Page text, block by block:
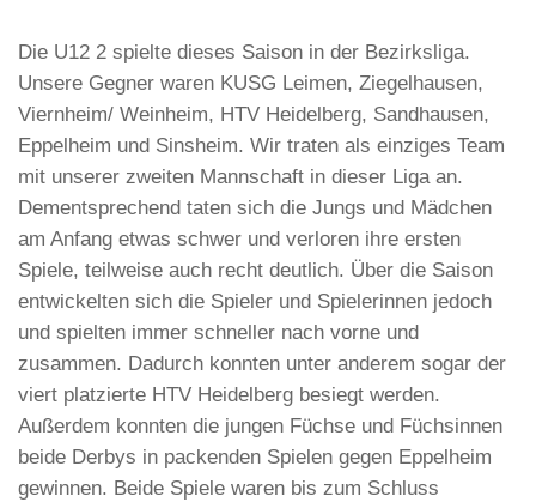
Die U12 2 spielte dieses Saison in der Bezirksliga.
Unsere Gegner waren KUSG Leimen, Ziegelhausen,
Viernheim/ Weinheim, HTV Heidelberg, Sandhausen,
Eppelheim und Sinsheim. Wir traten als einziges Team
mit unserer zweiten Mannschaft in dieser Liga an.
Dementsprechend taten sich die Jungs und Mädchen
am Anfang etwas schwer und verloren ihre ersten
Spiele, teilweise auch recht deutlich. Über die Saison
entwickelten sich die Spieler und Spielerinnen jedoch
und spielten immer schneller nach vorne und
zusammen. Dadurch konnten unter anderem sogar der
viert platzierte HTV Heidelberg besiegt werden.
Außerdem konnten die jungen Füchse und Füchsinnen
beide Derbys in packenden Spielen gegen Eppelheim
gewinnen. Beide Spiele waren bis zum Schluss